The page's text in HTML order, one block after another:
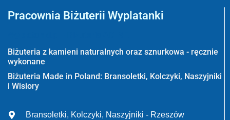
Pracownia Biżuterii Wyplatanki
Biżuteria z kamieni naturalnych oraz sznurkowa - ręcznie
wykonane
Biżuteria Made in Poland: Bransoletki, Kolczyki, Naszyjniki
i Wisiory
Bransoletki, Kolczyki, Naszyjniki - Rzeszów